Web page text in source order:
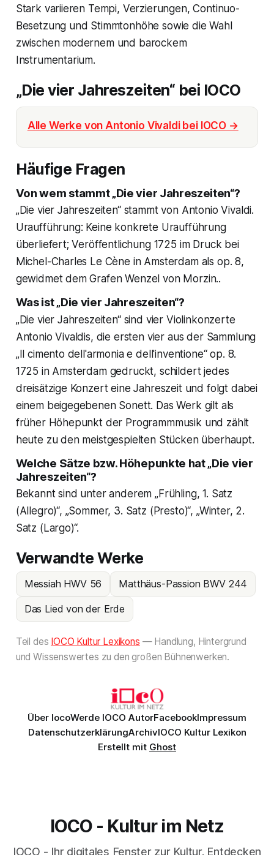
Stark variieren Tempi, Verzierungen, Continuo-
Besetzung und Stimmtonhöhe sowie die Wahl
zwischen modernem und barockem
Instrumentarium.
„Die vier Jahreszeiten“ bei IOCO
Alle Werke von Antonio Vivaldi bei IOCO →
Häufige Fragen
Von wem stammt „Die vier Jahreszeiten“?
„Die vier Jahreszeiten“ stammt von Antonio Vivaldi.
Uraufführung: Keine konkrete Uraufführung
überliefert; Veröffentlichung 1725 im Druck bei
Michel-Charles Le Cène in Amsterdam als op. 8,
gewidmet dem Grafen Wenzel von Morzin..
Was ist „Die vier Jahreszeiten“?
„Die vier Jahreszeiten“ sind vier Violinkonzerte
Antonio Vivaldis, die ersten vier aus der Sammlung
„Il cimento dell'armonia e dell'inventione“ op. 8.
1725 in Amsterdam gedruckt, schildert jedes
dreisätzige Konzert eine Jahreszeit und folgt dabei
einem beigegebenen Sonett. Das Werk gilt als
früher Höhepunkt der Programmmusik und zählt
heute zu den meistgespielten Stücken überhaupt.
Welche Sätze bzw. Höhepunkte hat „Die vier
Jahreszeiten“?
Bekannt sind unter anderem „Frühling, 1. Satz
(Allegro)“, „Sommer, 3. Satz (Presto)“, „Winter, 2.
Satz (Largo)“.
Verwandte Werke
Messiah HWV 56 Matthäus-Passion BWV 244
Das Lied von der Erde
Teil des IOCO Kultur Lexikons — Handlung, Hintergrund
und Wissenswertes zu den großen Bühnenwerken.
Über IocoWerde IOCO AutorFacebookImpressum
DatenschutzerklärungArchivIOCO Kultur Lexikon
Erstellt mit Ghost
IOCO - Kultur im Netz
IOCO - Ihr digitales Fenster zur Kultur. Entdecken